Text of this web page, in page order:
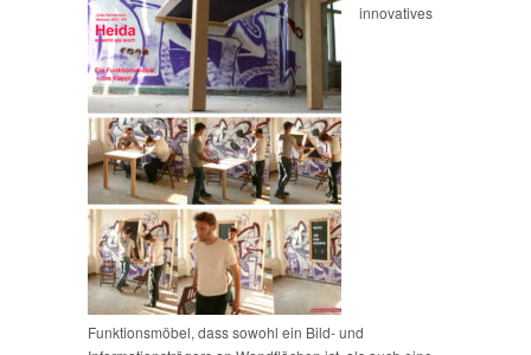
innovatives
Funktionsmöbel, dass sowohl ein Bild- und